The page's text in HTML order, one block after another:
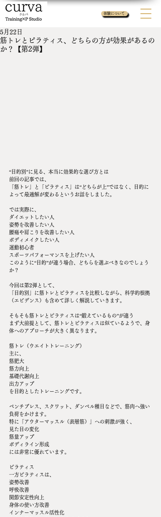
体験について
筋トレとピラティス、どちらの方が効果があるの
か？【第2弾】
5月22日
“目的別”に見る、本当に効果的な選び方とは
前回の記事では、
「筋トレ」と「ピラティス」は“どちらが上”ではなく、目的に
よって最適解が変わるというお話をしました。
では実際に、
ダイエットしたい人
姿勢を改善したい人
腰痛や肩こりを改善したい人
ボディメイクしたい人
運動初心者
スポーツパフォーマンスを上げたい人
このように“目的”が違う場合、どちらを選ぶべきなのでしょう
か？
今回は第2弾として、
「目的別」に筋トレとピラティスを比較しながら、科学的根拠
（エビデンス）も含めて詳しく解説していきます。
そもそも筋トレとピラティスは“鍛えているもの”が違う
まず大前提として、筋トレとピラティスは似ているようで、身
体へのアプローチが大きく異なります。
筋トレ（ウエイトトレーニング）
主に、
筋肥大
筋力向上
基礎代謝向上
出力アップ
を目的としたトレーニングです。
ベンチプレス、スクワット、ダンベル種目などで、筋肉へ強い
負荷をかけます。
特に「アウターマッスル（表層筋）」への刺激が強く、
見た目の変化
筋量アップ
ボディライン形成
には非常に優れています。
ピラティス
一方ピラティスは、
姿勢改善
呼吸改善
関節安定性向上
身体の使い方改善
インナーマッスル活性化